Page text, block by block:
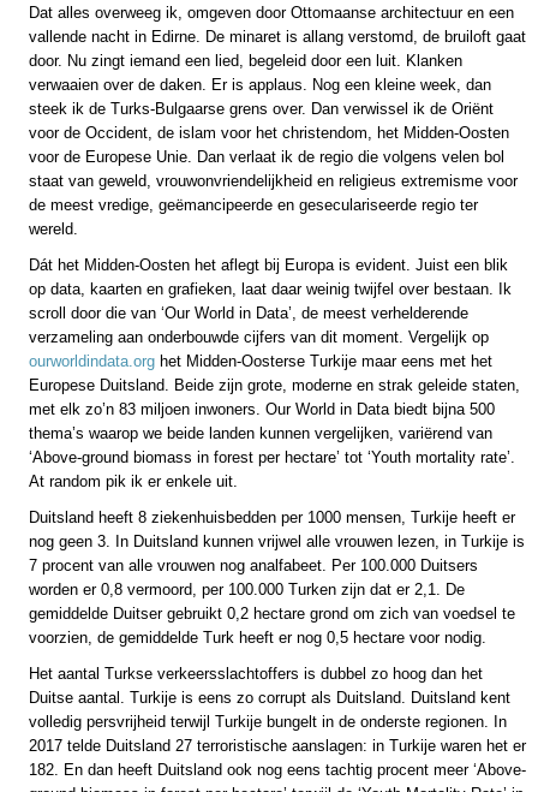
Dat alles overweeg ik, omgeven door Ottomaanse architectuur en een
vallende nacht in Edirne. De minaret is allang verstomd, de bruiloft gaat
door. Nu zingt iemand een lied, begeleid door een luit. Klanken
verwaaien over de daken. Er is applaus. Nog een kleine week, dan
steek ik de Turks-Bulgaarse grens over. Dan verwissel ik de Oriënt
voor de Occident, de islam voor het christendom, het Midden-Oosten
voor de Europese Unie. Dan verlaat ik de regio die volgens velen bol
staat van geweld, vrouwonvriendelijkheid en religieus extremisme voor
de meest vredige, geëmancipeerde en geseculariseerde regio ter
wereld.
Dát het Midden-Oosten het aflegt bij Europa is evident. Juist een blik
op data, kaarten en grafieken, laat daar weinig twijfel over bestaan. Ik
scroll door die van ‘Our World in Data’, de meest verhelderende
verzameling aan onderbouwde cijfers van dit moment. Vergelijk op
ourworldindata.org het Midden-Oosterse Turkije maar eens met het
Europese Duitsland. Beide zijn grote, moderne en strak geleide staten,
met elk zo’n 83 miljoen inwoners. Our World in Data biedt bijna 500
thema’s waarop we beide landen kunnen vergelijken, variërend van
‘Above-ground biomass in forest per hectare’ tot ‘Youth mortality rate’.
At random pik ik er enkele uit.
Duitsland heeft 8 ziekenhuisbedden per 1000 mensen, Turkije heeft er
nog geen 3. In Duitsland kunnen vrijwel alle vrouwen lezen, in Turkije is
7 procent van alle vrouwen nog analfabeet. Per 100.000 Duitsers
worden er 0,8 vermoord, per 100.000 Turken zijn dat er 2,1. De
gemiddelde Duitser gebruikt 0,2 hectare grond om zich van voedsel te
voorzien, de gemiddelde Turk heeft er nog 0,5 hectare voor nodig.
Het aantal Turkse verkeersslachtoffers is dubbel zo hoog dan het
Duitse aantal. Turkije is eens zo corrupt als Duitsland. Duitsland kent
volledig persvrijheid terwijl Turkije bungelt in de onderste regionen. In
2017 telde Duitsland 27 terroristische aanslagen: in Turkije waren het er
182. En dan heeft Duitsland ook nog eens tachtig procent meer ‘Above-